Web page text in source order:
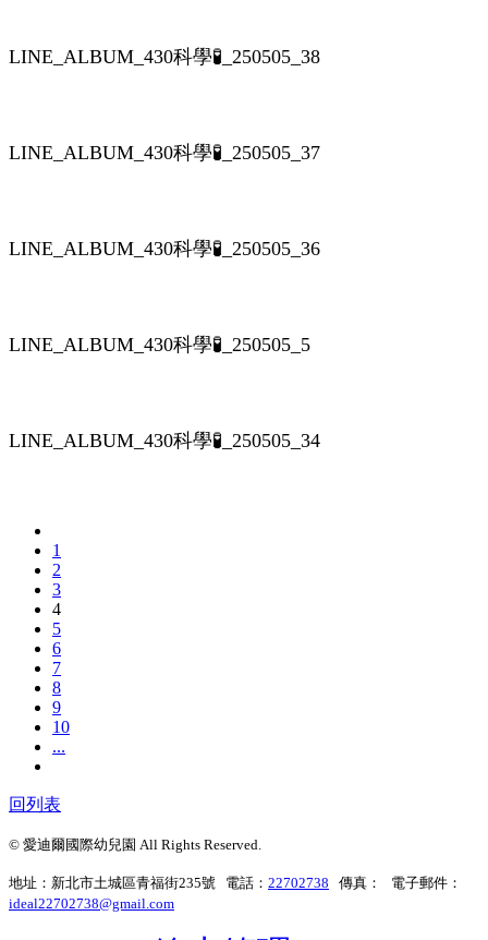
LINE_ALBUM_430科學🧪_250505_38
LINE_ALBUM_430科學🧪_250505_37
LINE_ALBUM_430科學🧪_250505_36
LINE_ALBUM_430科學🧪_250505_5
LINE_ALBUM_430科學🧪_250505_34
1
2
3
4
5
6
7
8
9
10
...
回列表
© 愛迪爾國際幼兒園 All Rights Reserved.
地址：新北市土城區青福街235號 電話： 22702738 傳真： 電子郵件：
ideal22702738@gmail.com